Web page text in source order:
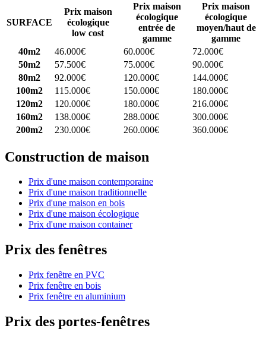
SURFACE
Prix maison
écologique
low cost
Prix maison
écologique
entrée de
gamme
Prix maison
écologique
moyen/haut de
gamme
40m2
46.000€ 60.000€
72.000€
50m2
57.500€ 75.000€
90.000€
80m2
92.000€ 120.000€
144.000€
100m2
115.000€ 150.000€
180.000€
120m2
120.000€ 180.000€
216.000€
160m2
138.000€ 288.000€
300.000€
200m2
230.000€ 260.000€ 360.000€
Construction de maison
Prix d'une maison contemporaine
Prix d'une maison traditionnelle
Prix d'une maison en bois
Prix d'une maison écologique
Prix d'une maison container
Prix des fenêtres
Prix fenêtre en PVC
Prix fenêtre en bois
Prix fenêtre en aluminium
Prix des portes-fenêtres